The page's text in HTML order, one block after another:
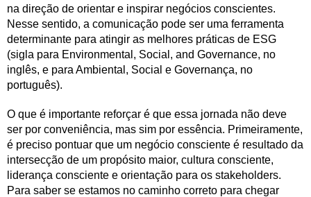
na direção de orientar e inspirar negócios conscientes.
Nesse sentido, a comunicação pode ser uma ferramenta
determinante para atingir as melhores práticas de ESG
(sigla para Environmental, Social, and Governance, no
inglês, e para Ambiental, Social e Governança, no
português).
O que é importante reforçar é que essa jornada não deve
ser por conveniência, mas sim por essência. Primeiramente,
é preciso pontuar que um negócio consciente é resultado da
intersecção de um propósito maior, cultura consciente,
liderança consciente e orientação para os stakeholders.
Para saber se estamos no caminho correto para chegar